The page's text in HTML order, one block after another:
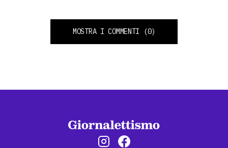
MOSTRA I COMMENTI (0)